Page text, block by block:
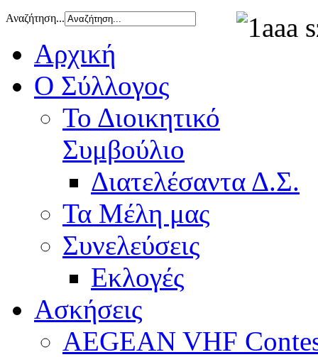
Αναζήτηση...
Αρχική
Ο Σύλλογος
Το Διοικητικό
Συμβούλιο
Διατελέσαντα Δ.Σ.
Τα Μέλη μας
Συνελεύσεις
Εκλογές
Ασκήσεις
AEGEAN VHF